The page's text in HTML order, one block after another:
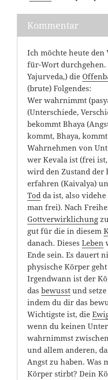
Kommentar
Ich möchte heute
für-Wort
Yajurveda,) die
(brute) Folgendes:
Wer wahrnimmt
(Unterschiede,
bekommt Bhaya
kommt, Bhaya,
Wahrnehmen von
wer Kevala ist (frei
wird den Zustand der
erfahren (Kaivalya)
Tod da ist, also
man frei). Nach
Gottverwirklichung
gut für die in diesem
danach. DiesesLeben
Ende sein. Es dauert
physische Körper
Irgendwann ist der
dasbewusst und
indem du dir das
Wichtigste ist, die
wenn du keinen
wahrnimmst
und allem anderen,
Angst zu haben. Was
Körper stirbt? Dein